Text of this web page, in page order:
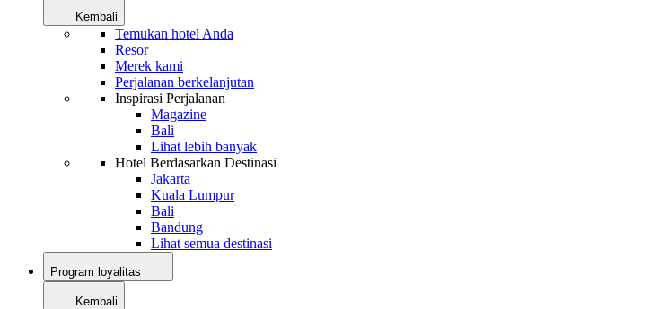
Kembali
Temukan hotel Anda
Resor
Merek kami
Perjalanan berkelanjutan
Inspirasi Perjalanan
Magazine
Bali
Lihat lebih banyak
Hotel Berdasarkan Destinasi
Jakarta
Kuala Lumpur
Bali
Bandung
Lihat semua destinasi
Program loyalitas
Kembali